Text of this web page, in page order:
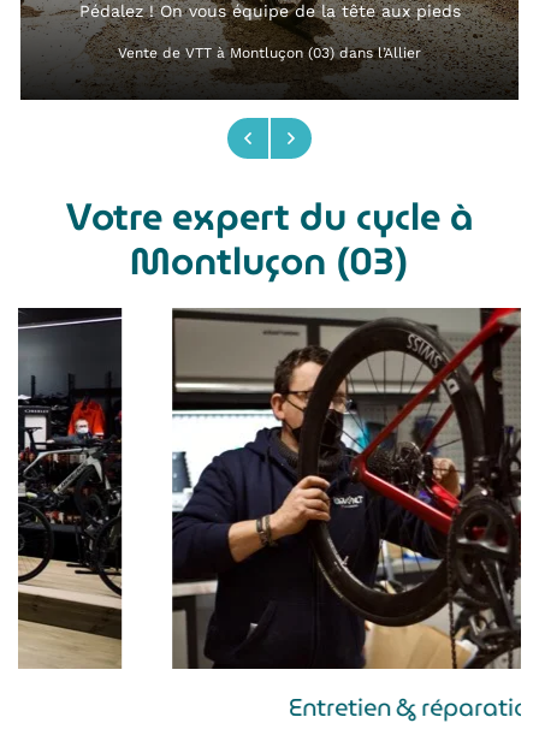
Pédalez ! On vous équipe de la tête aux pieds
Vente de VTT à Montluçon (03) dans l’Allier
Votre expert du cycle à
Montluçon (03)
Entretien & réparation